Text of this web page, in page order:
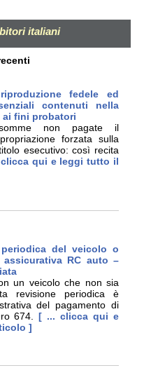
italiani
fedele ed
contenuti nella
ai fini probatori
non pagate il
forzata sulla
esecutivo: così recita
qui e leggi tutto il
del veicolo o
assicurativa RC auto –
un veicolo che non sia
revisione periodica è
del pagamento di
674.
[ ... clicca qui e
]